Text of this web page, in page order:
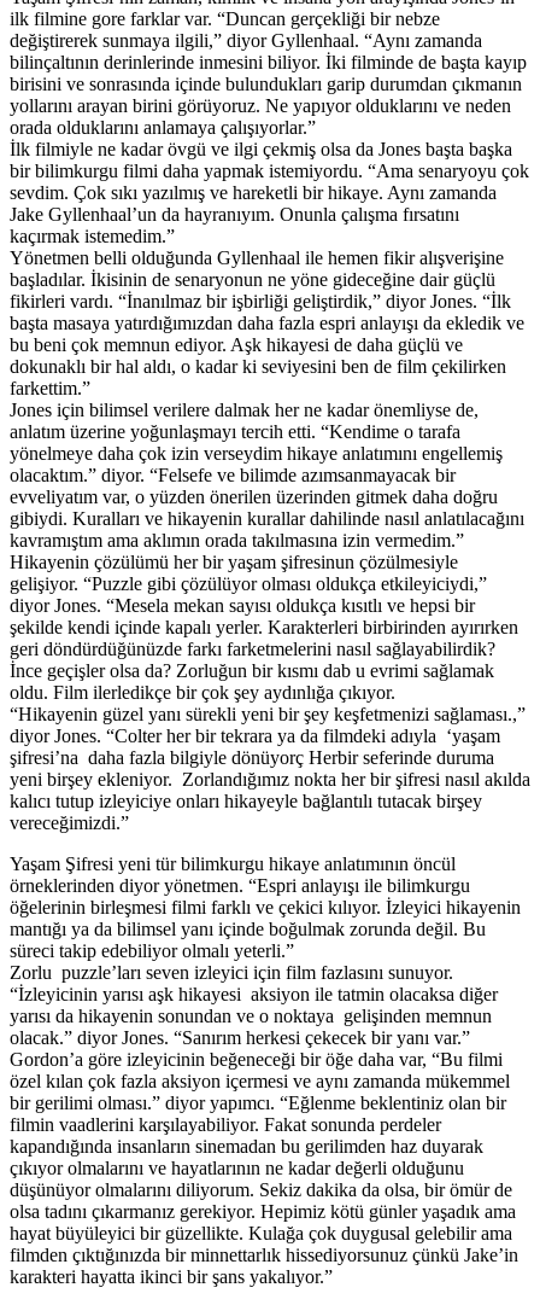
ilk filmine gore farklar var. “Duncan gerçekliği bir nebze
değiştirerek sunmaya ilgili,” diyor Gyllenhaal. “Aynı zamanda
bilinçaltının derinlerinde inmesini biliyor. İki filminde de başta kayıp
birisini ve sonrasında içinde bulundukları garip durumdan çıkmanın
yollarını arayan birini görüyoruz. Ne yapıyor olduklarını ve neden
orada olduklarını anlamaya çalışıyorlar.”
İlk filmiyle ne kadar övgü ve ilgi çekmiş olsa da Jones başta başka
bir bilimkurgu filmi daha yapmak istemiyordu. “Ama senaryoyu çok
sevdim. Çok sıkı yazılmış ve hareketli bir hikaye. Aynı zamanda
Jake Gyllenhaal’un da hayranıyım. Onunla çalışma fırsatını
kaçırmak istemedim.”
Yönetmen belli olduğunda Gyllenhaal ile hemen fikir alışverişine
başladılar. İkisinin de senaryonun ne yöne gideceğine dair güçlü
fikirleri vardı. “İnanılmaz bir işbirliği geliştirdik,” diyor Jones. “İlk
başta masaya yatırdığımızdan daha fazla espri anlayışı da ekledik ve
bu beni çok memnun ediyor. Aşk hikayesi de daha güçlü ve
dokunaklı bir hal aldı, o kadar ki seviyesini ben de film çekilirken
farkettim.”
Jones için bilimsel verilere dalmak her ne kadar önemliyse de,
anlatım üzerine yoğunlaşmayı tercih etti. “Kendime o tarafa
yönelmeye daha çok izin verseydim hikaye anlatımını engellemiş
olacaktım.” diyor. “Felsefe ve bilimde azımsanmayacak bir
evveliyatım var, o yüzden önerilen üzerinden gitmek daha doğru
gibiydi. Kuralları ve hikayenin kurallar dahilinde nasıl anlatılacağını
kavramıştım ama aklımın orada takılmasına izin vermedim.”
Hikayenin çözülümü her bir yaşam şifresinun çözülmesiyle
gelişiyor. “Puzzle gibi çözülüyor olması oldukça etkileyiciydi,”
diyor Jones. “Mesela mekan sayısı oldukça kısıtlı ve hepsi bir
şekilde kendi içinde kapalı yerler. Karakterleri birbirinden ayırırken
geri döndürdüğünüzde farkı farketmelerini nasıl sağlayabilirdik?
İnce geçişler olsa da? Zorluğun bir kısmı dab u evrimi sağlamak
oldu. Film ilerledikçe bir çok şey aydınlığa çıkıyor.
“Hikayenin güzel yanı sürekli yeni bir şey keşfetmenizi sağlaması.,”
diyor Jones. “Colter her bir tekrara ya da filmdeki adıyla ‘yaşam
şifresi’na daha fazla bilgiyle dönüyorç Herbir seferinde duruma
yeni birşey ekleniyor. Zorlandığımız nokta her bir şifresi nasıl akılda
kalıcı tutup izleyiciye onları hikayeyle bağlantılı tutacak birşey
vereceğimizdi.”
Yaşam Şifresi yeni tür bilimkurgu hikaye anlatımının öncül
örneklerinden diyor yönetmen. “Espri anlayışı ile bilimkurgu
öğelerinin birleşmesi filmi farklı ve çekici kılıyor. İzleyici hikayenin
mantığı ya da bilimsel yanı içinde boğulmak zorunda değil. Bu
süreci takip edebiliyor olmalı yeterli.”
Zorlu puzzle’ları seven izleyici için film fazlasını sunuyor.
“İzleyicinin yarısı aşk hikayesi aksiyon ile tatmin olacaksa diğer
yarısı da hikayenin sonundan ve o noktaya gelişinden memnun
olacak.” diyor Jones. “Sanırım herkesi çekecek bir yanı var.”
Gordon’a göre izleyicinin beğeneceği bir öğe daha var, “Bu filmi
özel kılan çok fazla aksiyon içermesi ve aynı zamanda mükemmel
bir gerilimi olması.” diyor yapımcı. “Eğlenme beklentiniz olan bir
filmin vaadlerini karşılayabiliyor. Fakat sonunda perdeler
kapandığında insanların sinemadan bu gerilimden haz duyarak
çıkıyor olmalarını ve hayatlarının ne kadar değerli olduğunu
düşünüyor olmalarını diliyorum. Sekiz dakika da olsa, bir ömür de
olsa tadını çıkarmanız gerekiyor. Hepimiz kötü günler yaşadık ama
hayat büyüleyici bir güzellikte. Kulağa çok duygusal gelebilir ama
filmden çıktığınızda bir minnettarlık hissediyorsunuz çünkü Jake’in
karakteri hayatta ikinci bir şans yakalıyor.”